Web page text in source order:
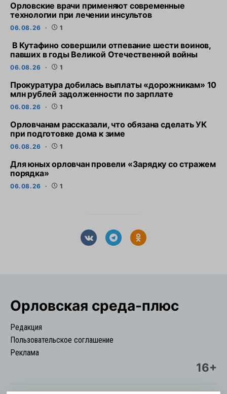
Орловские врачи применяют современные
технологии при лечении инсультов
06.08.26 1
В Кутафино совершили отпевание шести воинов,
павших в годы Великой Отечественной войны
06.08.26 1
Прокуратура добилась выплаты «дорожникам» 10
млн рублей задолженности по зарплате
06.08.26 1
Орловчанам рассказали, что обязана сделать УК
при подготовке дома к зиме
06.08.26 1
Для юных орловчан провели «Зарядку со стражем
порядка»
06.08.26 1
Орловская cреда-плюс
Редакция
Пользовательское соглашение
Реклама
16+